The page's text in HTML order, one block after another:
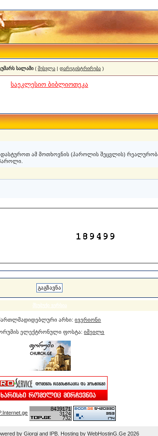
სალამი( შესვლა| დარეგისტრირება)
საეკლესიო ბიბლიოთეკა
ამ მოთხოვნის (პაროლის შეცვლის)
მსუბუქი ვერსია
არხი:ივერიონი
ელექტრონული ფოსტა:იმეილი
by Giorgi and IPB. Hosting by WebHostinG.Ge 2026